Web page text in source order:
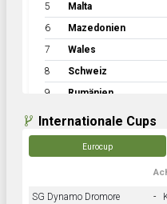
5 Malta
6 Mazedonien
7 Wales
8 Schweiz
9 Rumänien
Internationale Cups
Eurocup
SG Dynamo Dromore -